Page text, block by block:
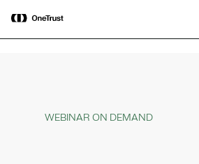
OneTrust als „Visionär“ im Gartner®
Magic Quadrant™ 2026 für
Plattformen zur KI-Governance
WEBINAR ON DEMAND